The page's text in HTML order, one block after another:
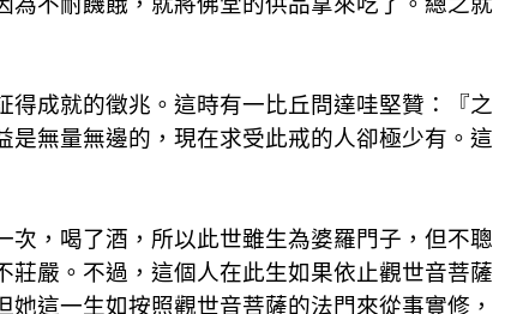
成就的徵兆。這時有一比丘問達哇堅贊：『之
無量無邊的，現在求受此戒的人卻極少有。這
，喝了酒，所以此世雖生為婆羅門子，但不聰
嚴。不過，這個人在此生如果依止觀世音菩薩
這一生如按照觀世音菩薩的法門來從事實修，